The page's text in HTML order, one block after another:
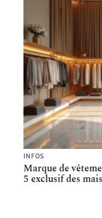
INFOS
Marque de
5 exclusif des